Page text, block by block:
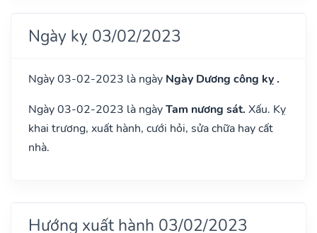
Ngày kỵ 03/02/2023
Ngày 03-02-2023 là ngày Ngày Dương công kỵ .
Ngày 03-02-2023 là ngàyTam nương sát. Xấu. Kỵ
khai trương, xuất hành, cưới hỏi, sửa chữa hay cất
nhà.
Hướng xuất hành 03/02/2023